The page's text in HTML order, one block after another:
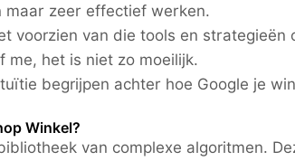
maar zeer effectief werken.
voorzien van die tools en
me, het is niet zo moeilijk.
begrijpen achter hoe Google je
Winkel?
van complexe algoritmen.